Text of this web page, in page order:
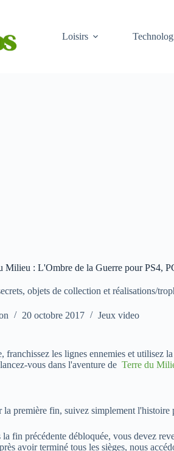
Loisirs
Milieu : L'Ombre de la Guerre pour PS4,
objets de collection et réalisations/
20 octobre 2017 Jeux video
franchissez les lignes ennemies et utilisez
vous dans l'aventure de Terre du
la première fin, suivez simplement l'histoire
fin précédente débloquée, vous devez
avoir terminé tous les sièges, nous